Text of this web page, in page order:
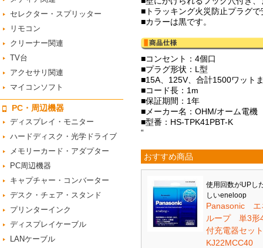
セレクター・スプリッター
リモコン
クリーナー関連
TV台
アクセサリ関連
マイコンソフト
PC・周辺機器
ディスプレイ・モニター
ハードディスク・光学ドライブ
メモリーカード・アダプター
PC周辺機器
キャプチャー・コンバーター
デスク・チェア・スタンド
プリンターインク
ディスプレイケーブル
LANケーブル
■トラッキング火災防止プラグで
■カラーは黒です。
■コンセント：4個口
■プラグ形状：L型
■15A、125V、合計1500ワット
■コード長：1m
■保証期間：1年
■メーカー名：OHM/オーム電機
■型番：HS-TPK41PBT-K
“
おすすめ商品
使用回数がUPし
しいeneloop
Panasonic エ
ループ 単3形
付充電器セッ
KJ22MCC40